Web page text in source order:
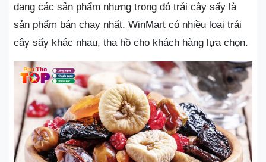
dạng các sản phẩm nhưng trong đó trái cây sấy là
sản phẩm bán chạy nhất. WinMart có nhiều loại trái
cây sấy khác nhau, tha hồ cho khách hàng lựa chọn.